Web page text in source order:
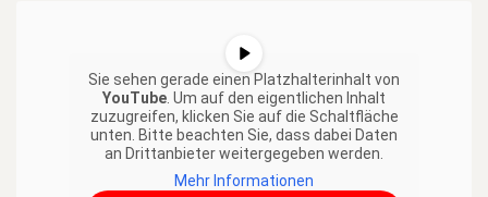
Sie sehen gerade einen Platzhalterinhalt von
YouTube . Um auf den eigentlichen Inhalt
zuzugreifen, klicken Sie auf die Schaltfläche
unten. Bitte beachten Sie, dass dabei Daten
an Drittanbieter weitergegeben werden.
Mehr Informationen